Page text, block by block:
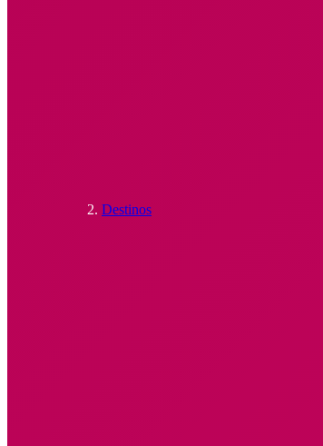
Destinos